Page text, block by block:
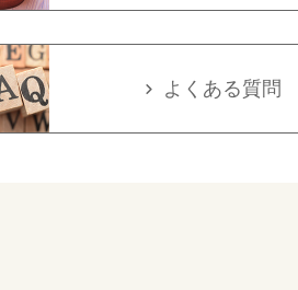
よくある質問